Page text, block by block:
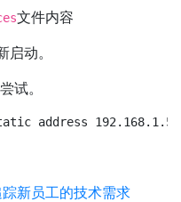
文件内容
动。
试。
address
新员工的技术需求